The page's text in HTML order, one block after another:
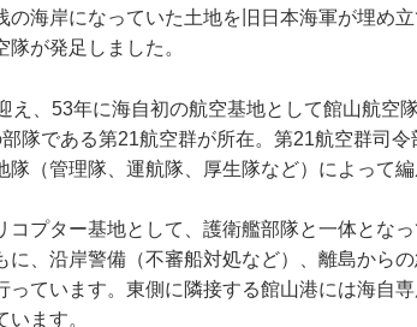
の海岸になっていた土地を旧日本海軍が埋め
隊が発足しました。
、53年に海自初の航空基地として館山航空
隊である第21航空群が所在。第21航空群司
隊（管理隊、運航隊、厚生隊など）によって編
プター基地として、護衛艦部隊と一体となっ
に、沿岸警備（不審船対処など）、離島から
っています。東側に隣接する館山港には海自
ます。